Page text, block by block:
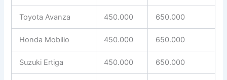
Toyota Avanza 450.000 650.000
Honda Mobilio 450.000 650.000
Suzuki Ertiga 450.000 650.000